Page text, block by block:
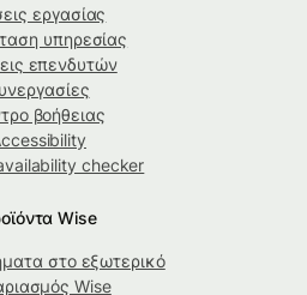
εργασίας
υπηρεσίας
επενδυτών
βοήθειας
checker
Wise
στο εξωτερικό
Wise